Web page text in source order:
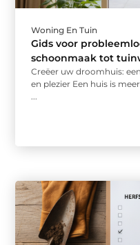
Woning En Tuin
Gids voor
schoonmaak tot
Creëer uw droomhuis:
en plezier Een huis is
...